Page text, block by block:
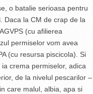
o batalie serioasa pentru
Daca la CM de crap de la
(cu afilierea
permiselor vom avea
(cu resursa piscicola). Si
crema permiselor, adica
de la nivelul pescarilor –
care malul, albia, apa si